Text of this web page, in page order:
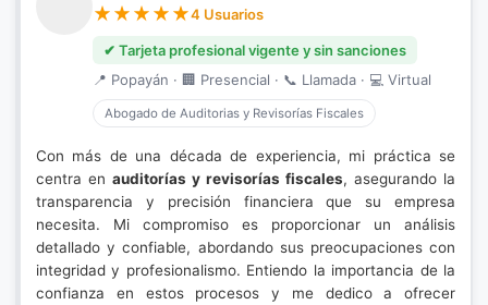
4 Usuarios
✔ Tarjeta profesional vigente y sin sanciones
📍 Popayán · 🏢 Presencial · 📞 Llamada · 💻 Virtual
Abogado de Auditorias y Revisorías Fiscales
Con más de una década de experiencia, mi práctica se
centra en auditorías y revisorías fiscales, asegurando la
transparencia y precisión financiera que su empresa
necesita. Mi compromiso es proporcionar un análisis
detallado y confiable, abordando sus preocupaciones con
integridad y profesionalismo. Entiendo la importancia de la
confianza en estos procesos y me dedico a ofrecer